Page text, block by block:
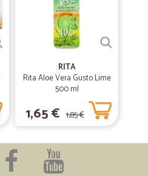
RITA
Rita Aloe Vera Gusto Lime
500 ml
1,65 € 1,85 €